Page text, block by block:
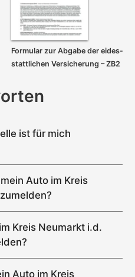
Formular zur Abgabe der eides­
stattlichen Versicherung – ZB2
ist für mich
gibt es genau 2
in der Oberpfalz,
im Kreis
Auto im Kreis
im
Folgendes benötigt:
Zulassungsstelle Kreis
Kreis Neumarkt i.d.
Autos im Kreis
von der
Auto im Kreis